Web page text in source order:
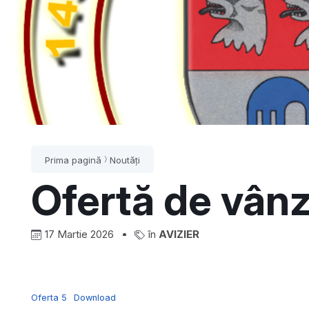
Prima pagină Noutăți
Ofertă de
17 Martie 2026 în AVIZIER
Oferta 5 Download